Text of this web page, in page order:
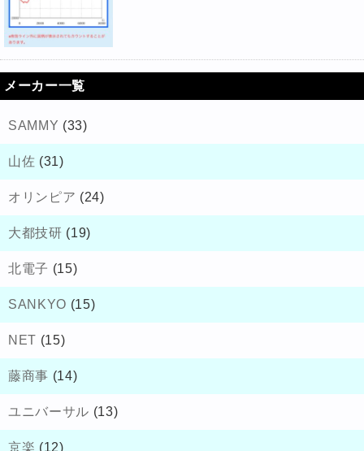
メーカー一覧
SAMMY (33)
山佐 (31)
オリンピア (24)
大都技研 (19)
北電子 (15)
SANKYO (15)
NET (15)
藤商事 (14)
ユニバーサル (13)
京楽 (12)